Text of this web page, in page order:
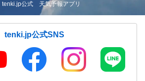
tenki.jp公式 天気予報アプリ
tenki.jp公式SNS